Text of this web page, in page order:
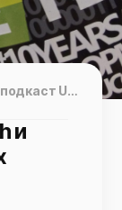
Первый подкаст Usetech и Дизайн тусовка: в гостях Игорь Иванов
и